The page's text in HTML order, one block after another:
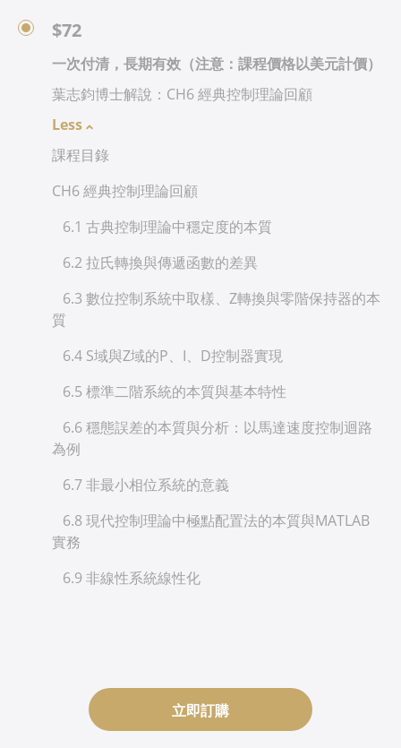
$72
一次付清，長期有效（注意：課程價格以美元計價）
葉志鈞博士解說：CH6 經典控制理論回顧
Less
課程目錄
CH6 經典控制理論回顧
6.1 古典控制理論中穩定度的本質
6.2 拉氏轉換與傳遞函數的差異
6.3 數位控制系統中取樣、Z轉換與零階保持器的本
質
6.4 S域與Z域的P、I、D控制器實現
6.5 標準二階系統的本質與基本特性
6.6 穩態誤差的本質與分析：以馬達速度控制迴路
為例
6.7 非最小相位系統的意義
6.8 現代控制理論中極點配置法的本質與MATLAB
實務
6.9 非線性系統線性化
立即訂購